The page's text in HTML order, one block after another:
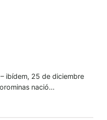
ibídem, 25 de diciembre
nació…